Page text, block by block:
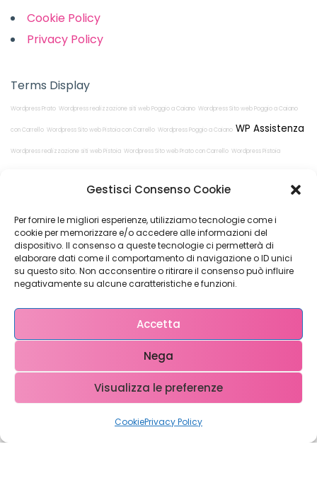
Gestisci Consenso Cookie
Per fornire le migliori esperienze, utilizziamo tecnologie come i
cookie per memorizzare e/o accedere alle informazioni del
dispositivo. Il consenso a queste tecnologie ci permetterà di
elaborare dati come il comportamento di navigazione o ID unici
su questo sito. Non acconsentire o ritirare il consenso può influire
negativamente su alcune caratteristiche e funzioni.
Accetta
Nega
Visualizza le preferenze
CookiePrivacy Policy
Cookie Policy
Privacy Policy
Terms Display
Wordpress Prato Wordpress realizzazione siti web Poggio a Caiano Wordpress Sito web Poggio a Caiano
con Carrello Wordpress Sito web Pistoia con Carrello Wordpress Poggio a Caiano WP Assistenza
Wordpress realizzazione siti web Pistoia Wordpress Sito web Prato con Carrello Wordpress Pistoia
Restiamo in
contatto!
Come possiamo Aiutarti?